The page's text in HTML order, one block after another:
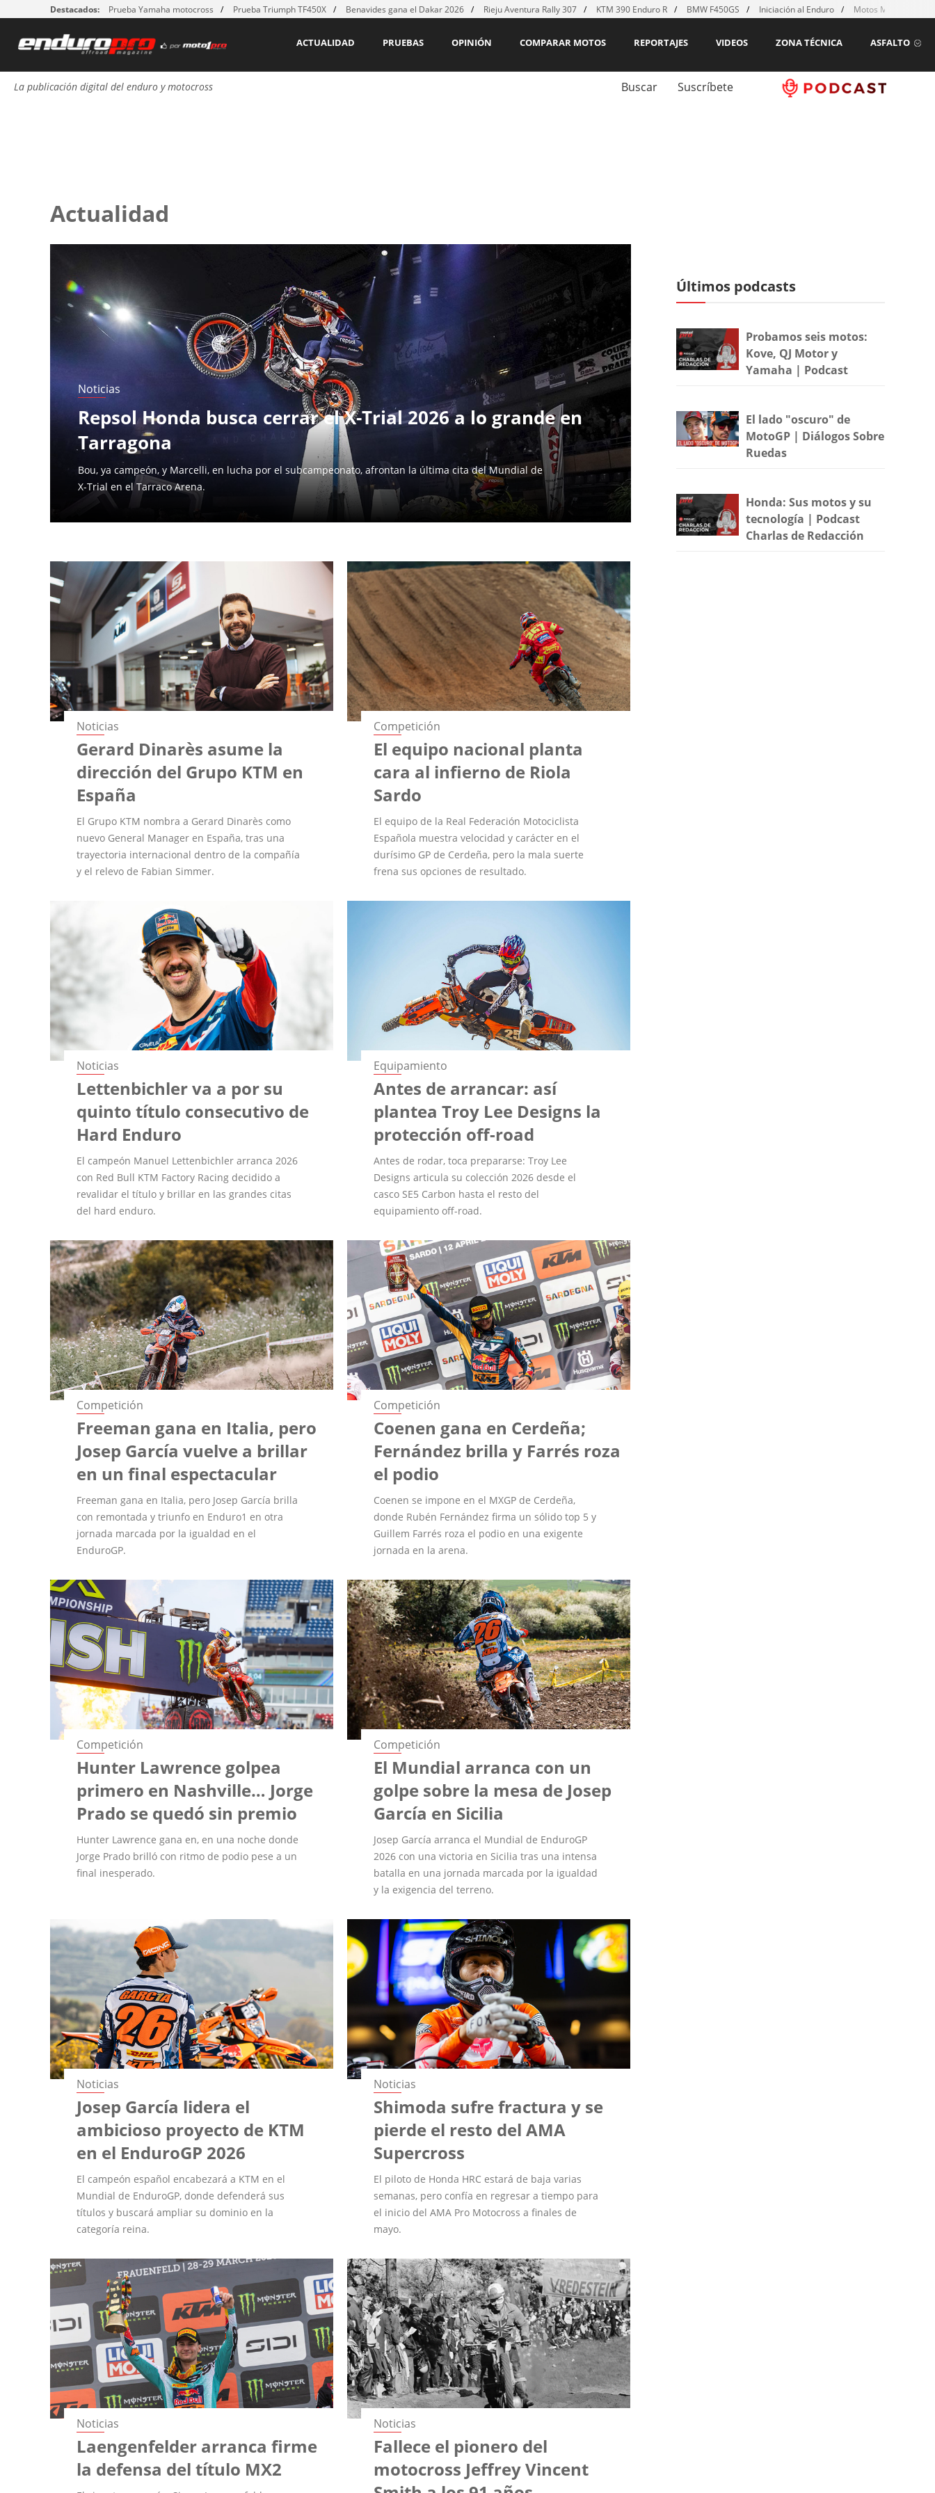
Destacados: Prueba Yamaha motocross Prueba Triumph TF450X Benavides gana el Dakar 2026 Rieju Aventura Rally 307 KTM 390 Enduro R BMW F450GS Iniciación al Enduro Motos MX para
ASFALTO
ZONA TÉCNICA
VIDEOS
REPORTAJES
COMPARAR MOTOS
OPINIÓN
PRUEBAS
ACTUALIDAD
La publicación digital del enduro y motocross Buscar Suscríbete
Actualidad
Noticias
Repsol Honda busca cerrar el X-Trial 2026 a lo grande en
Tarragona
Bou, ya campeón, y Marcelli, en lucha por el subcampeonato, afrontan la última cita del Mundial de
X-Trial en el Tarraco Arena.
Noticias
Gerard Dinarès asume la
dirección del Grupo KTM en
España
El Grupo KTM nombra a Gerard Dinarès como
nuevo General Manager en España, tras una
trayectoria internacional dentro de la compañía
y el relevo de Fabian Simmer.
Competición
El equipo nacional planta
cara al infierno de Riola
Sardo
El equipo de la Real Federación Motociclista
Española muestra velocidad y carácter en el
durísimo GP de Cerdeña, pero la mala suerte
frena sus opciones de resultado.
Noticias
Lettenbichler va a por su
quinto título consecutivo de
Hard Enduro
El campeón Manuel Lettenbichler arranca 2026
con Red Bull KTM Factory Racing decidido a
revalidar el título y brillar en las grandes citas
del hard enduro.
Equipamiento
Antes de arrancar: así
plantea Troy Lee Designs la
protección off-road
Antes de rodar, toca prepararse: Troy Lee
Designs articula su colección 2026 desde el
casco SE5 Carbon hasta el resto del
equipamiento off-road.
Competición
Freeman gana en Italia, pero
Josep García vuelve a brillar
en un final espectacular
Freeman gana en Italia, pero Josep García brilla
con remontada y triunfo en Enduro1 en otra
jornada marcada por la igualdad en el
EnduroGP.
Competición
Coenen gana en Cerdeña;
Fernández brilla y Farrés roza
el podio
Coenen se impone en el MXGP de Cerdeña,
donde Rubén Fernández firma un sólido top 5 y
Guillem Farrés roza el podio en una exigente
jornada en la arena.
Competición
Hunter Lawrence golpea
primero en Nashville… Jorge
Prado se quedó sin premio
Hunter Lawrence gana en, en una noche donde
Jorge Prado brilló con ritmo de podio pese a un
final inesperado.
Competición
El Mundial arranca con un
golpe sobre la mesa de Josep
García en Sicilia
Josep García arranca el Mundial de EnduroGP
2026 con una victoria en Sicilia tras una intensa
batalla en una jornada marcada por la igualdad
y la exigencia del terreno.
Noticias
Josep García lidera el
ambicioso proyecto de KTM
en el EnduroGP 2026
El campeón español encabezará a KTM en el
Mundial de EnduroGP, donde defenderá sus
títulos y buscará ampliar su dominio en la
categoría reina.
Noticias
Shimoda sufre fractura y se
pierde el resto del AMA
Supercross
El piloto de Honda HRC estará de baja varias
semanas, pero confía en regresar a tiempo para
el inicio del AMA Pro Motocross a finales de
mayo.
Noticias
Laengenfelder arranca firme
la defensa del título MX2
Noticias
Fallece el pionero del
motocross Jeffrey Vincent
Páginas
Últimos podcasts
Probamos seis motos:
Kove, QJ Motor y
Yamaha | Podcast
El lado "oscuro" de
MotoGP | Diálogos Sobre
Ruedas
Honda: Sus motos y su
tecnología | Podcast
Charlas de Redacción